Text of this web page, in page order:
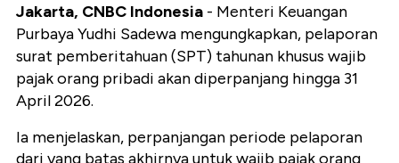
Jakarta, CNBC Indonesia - Menteri Keuangan
Purbaya Yudhi Sadewa mengungkapkan, pelaporan
surat pemberitahuan (SPT) tahunan khusus wajib
pajak orang pribadi akan diperpanjang hingga 31
April 2026.
Ia menjelaskan, perpanjangan periode pelaporan
dari yang batas akhirnya untuk wajib pajak orang